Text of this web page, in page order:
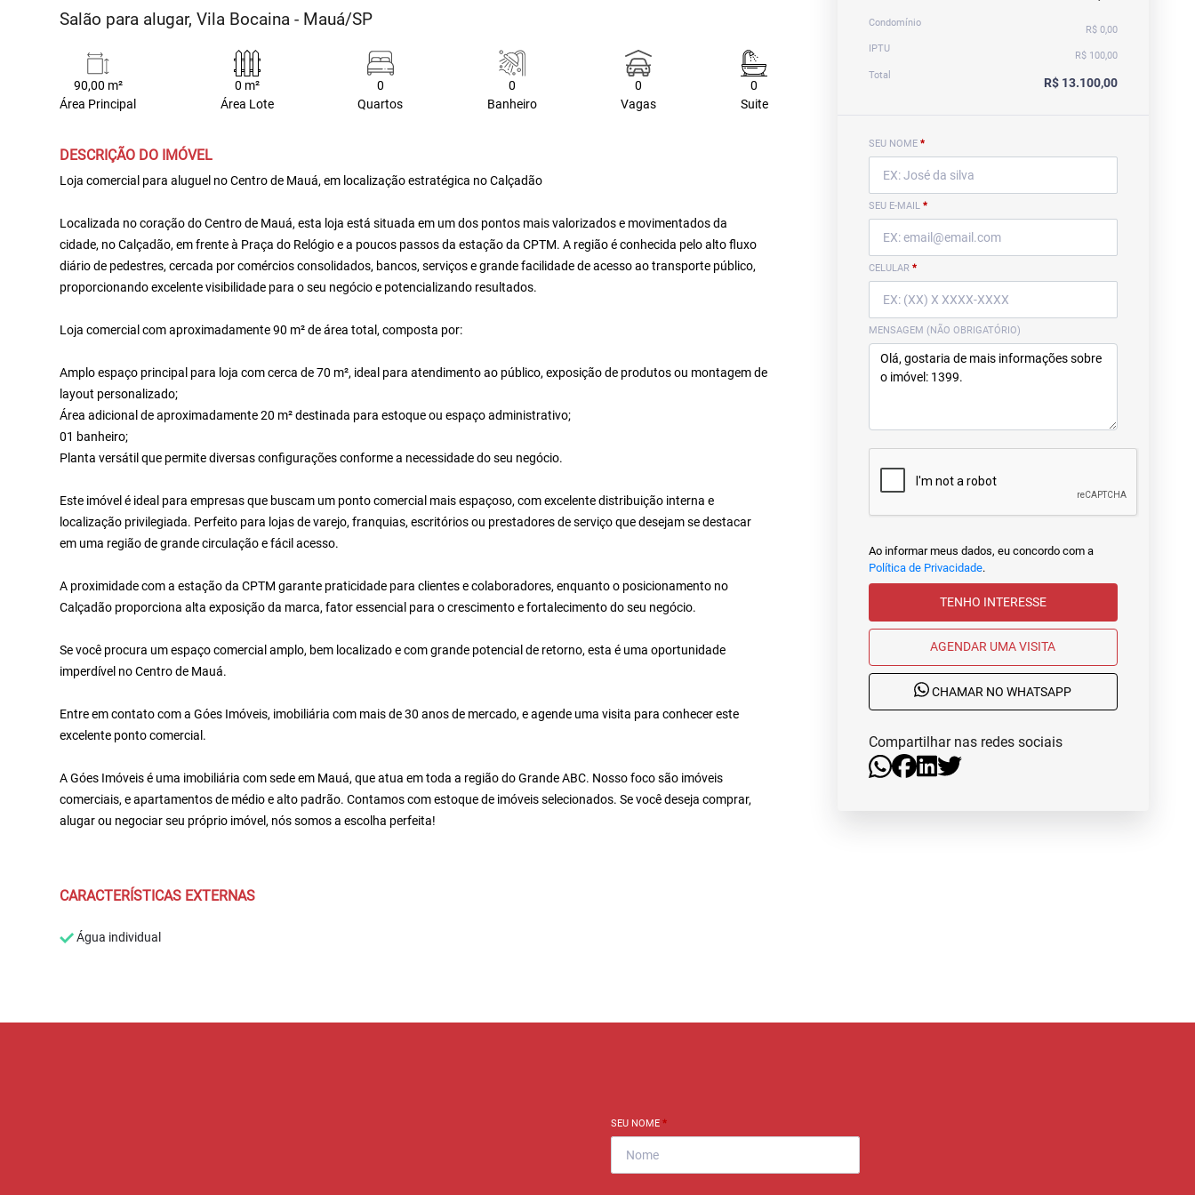
Salão para alugar, Vila Bocaina - Mauá/SP
90,00 m²
Área Principal
0 m²
Área Lote
0
Quartos
0
Banheiro
0
Vagas
0
Suite
DESCRIÇÃO DO IMÓVEL
Loja comercial para aluguel no Centro de Mauá, em localização estratégica no Calçadão
Localizada no coração do Centro de Mauá, esta loja está situada em um dos pontos mais valorizados e movimentados da
cidade, no Calçadão, em frente à Praça do Relógio e a poucos passos da estação da CPTM. A região é conhecida pelo alto fluxo
diário de pedestres, cercada por comércios consolidados, bancos, serviços e grande facilidade de acesso ao transporte público,
proporcionando excelente visibilidade para o seu negócio e potencializando resultados.
Loja comercial com aproximadamente 90 m² de área total, composta por:
Amplo espaço principal para loja com cerca de 70 m², ideal para atendimento ao público, exposição de produtos ou montagem de
layout personalizado;
Área adicional de aproximadamente 20 m² destinada para estoque ou espaço administrativo;
01 banheiro;
Planta versátil que permite diversas configurações conforme a necessidade do seu negócio.
Este imóvel é ideal para empresas que buscam um ponto comercial mais espaçoso, com excelente distribuição interna e
localização privilegiada. Perfeito para lojas de varejo, franquias, escritórios ou prestadores de serviço que desejam se destacar
em uma região de grande circulação e fácil acesso.
A proximidade com a estação da CPTM garante praticidade para clientes e colaboradores, enquanto o posicionamento no
Calçadão proporciona alta exposição da marca, fator essencial para o crescimento e fortalecimento do seu negócio.
Se você procura um espaço comercial amplo, bem localizado e com grande potencial de retorno, esta é uma oportunidade
imperdível no Centro de Mauá.
Entre em contato com a Góes Imóveis, imobiliária com mais de 30 anos de mercado, e agende uma visita para conhecer este
excelente ponto comercial.
A Góes Imóveis é uma imobiliária com sede em Mauá, que atua em toda a região do Grande ABC. Nosso foco são imóveis
comerciais, e apartamentos de médio e alto padrão. Contamos com estoque de imóveis selecionados. Se você deseja comprar,
alugar ou negociar seu próprio imóvel, nós somos a escolha perfeita!
CARACTERÍSTICAS EXTERNAS
Água individual
Condomínio
R$ 0,00
IPTU
R$ 100,00
Total
R$ 13.100,00
SEU NOME *
SEU E-MAIL *
CELULAR *
MENSAGEM (NÃO OBRIGATÓRIO)
Ao informar meus dados, eu concordo com a
Política de Privacidade.
TENHO INTERESSE
AGENDAR UMA VISITA
CHAMAR NO WHATSAPP
Compartilhar nas redes sociais
SEU NOME *